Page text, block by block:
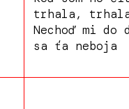
trhala,
Nechoď mi do
sa ťa neboja